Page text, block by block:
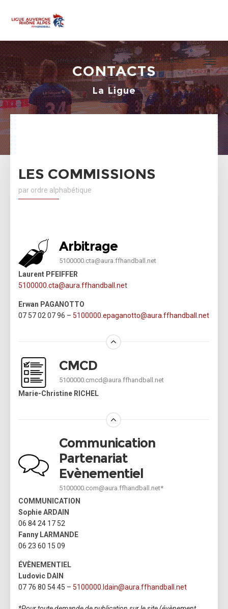
Offres et demandes Agenda JE SIGNALE
CONTACTS
La Ligue
LES COMMISSIONS
par ordre alphabétique
Arbitrage
5100000.cta@aura.ffhandball.net
Laurent PFEIFFER
5100000.cta@aura.ffhandball.net
Erwan PAGANOTTO
07 57 02 07 96 – 5100000.epaganotto@aura.ffhandball.net
CMCD
5100000.cmcd@aura.ffhandball.net
Marie-Christine RICHEL
Communication
Partenariat
Evènementiel
5100000.com@aura.ffhandball.net*
COMMUNICATION
Sophie ARDAIN
06 84 24 17 52
Fanny LARMANDE
06 23 60 15 09
ÉVÈNEMENTIEL
Ludovic DAIN
07 76 80 54 45 – 5100000.ldain@aura.ffhandball.net